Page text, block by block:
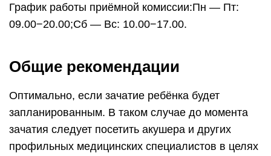
График работы приёмной комиссии:Пн — Пт:
09.00−20.00;Сб — Вс: 10.00−17.00.
Общие рекомендации
Оптимально, если зачатие ребёнка будет
запланированным. В таком случае до момента
зачатия следует посетить акушера и других
профильных медицинских специалистов в целях